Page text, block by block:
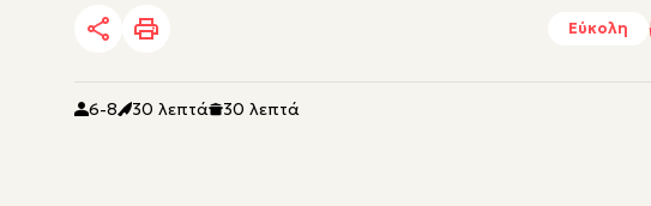
Εύκολη
6-8 30 λεπτά 30 λεπτά